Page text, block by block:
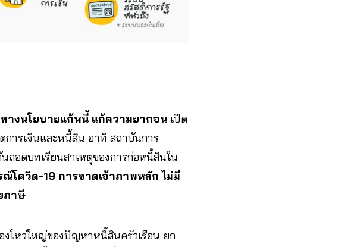
างนโยบายแก้หนี้ แก้ความยากจน เปิด
ารเงินและหนี้สิน อาทิ สถาบันการ
ถอดบทเรียนสาเหตุของการก่อหนี้สินใน
ณ์โควิด-19 การขาดเจ้าภาพหลัก ไม่มี
ภาษี
งโหว่ใหญ่ของปัญหาหนี้สินครัวเรือน ยก